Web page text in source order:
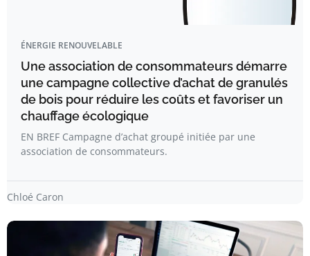
ÉNERGIE RENOUVELABLE
Une association de consommateurs démarre
une campagne collective d’achat de granulés
de bois pour réduire les coûts et favoriser un
chauffage écologique
EN BREF Campagne d’achat groupé initiée par une
association de consommateurs.
Chloé Caron